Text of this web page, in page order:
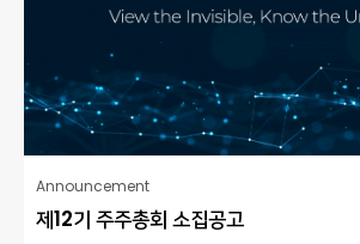
Announcement
제12기 주주총회 소집공고